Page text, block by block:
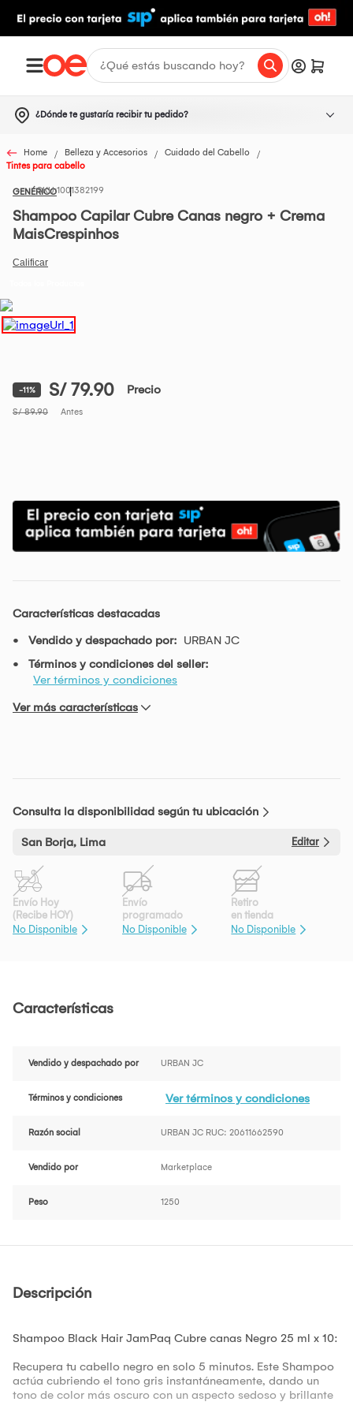
¿Dónde te gustaría recibir tu pedido?
Home Belleza y Accesorios
Cuidado del Cabello
Tintes para cabello
GENÉRICO1001382199
Shampoo Capilar Cubre Canas negro + Crema
MaisCrespinhos
-11% S/ 79.90 Precio
S/ 89.90 Antes
Características destacadas
Vendido y despachado por: URBAN JC
Términos y condiciones del seller:
Ver términos y condiciones
Ver más características
Consulta la disponibilidad según tu ubicación
San Borja, Lima Editar
Envío Hoy
(Recibe HOY)
No Disponible
Envío
programado
No Disponible
Retiro
en tienda
No Disponible
Características
Vendido y despachado por URBAN JC
Términos y condiciones Ver términos y condiciones
Razón social URBAN JC RUC: 20611662590
Vendido por Marketplace
Peso 1250
Descripción
Shampoo Black Hair JamPaq Cubre canas Negro 25 ml x 10:
Recupera tu cabello negro en solo 5 minutos. Este Shampoo
actúa cubriendo el tono gris instantáneamente, dando un
tono de color más oscuro con un aspecto sedoso y brillante